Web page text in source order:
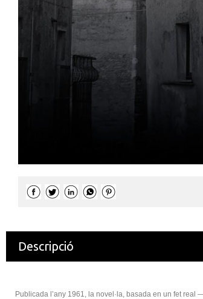
Descripció
Publicada l’any 1961, la novel·la, basada en un fet